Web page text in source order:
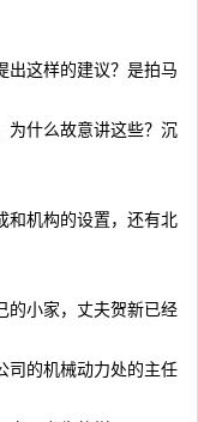
这样的建议？是拍马
为什么故意讲这些？沉
机构的设置，还有北
小家，丈夫贺新已经
司的机械动力处的主任